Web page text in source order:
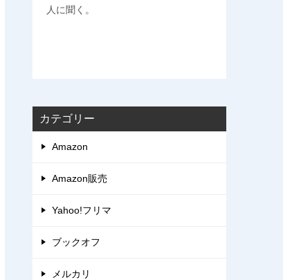
人に聞く。
カテゴリー
Amazon
Amazon販売
Yahoo!フリマ
ブックオフ
メルカリ